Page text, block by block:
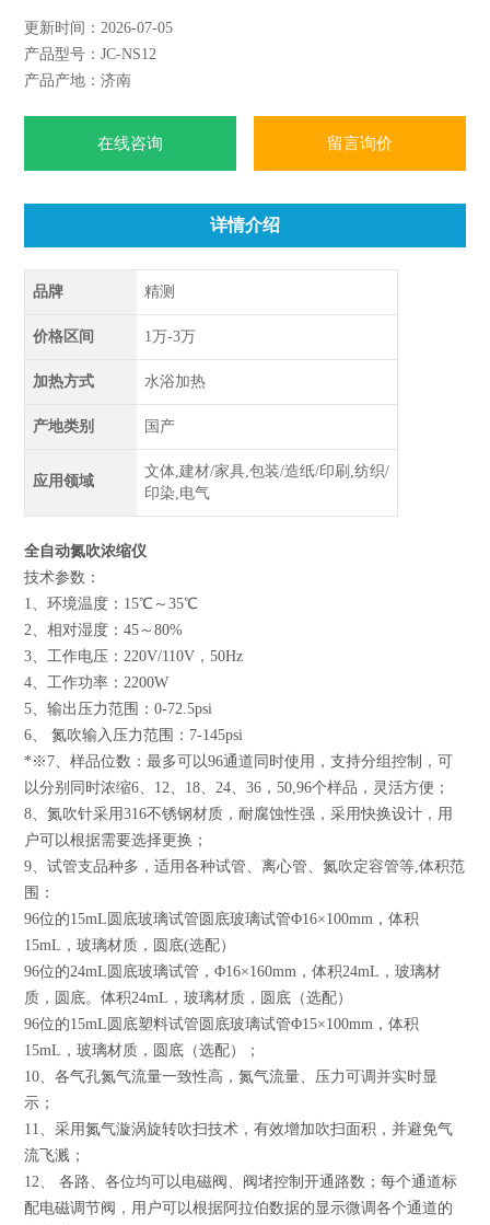
更新时间：2026-07-05
产品型号：JC-NS12
产品产地：济南
在线咨询 留言询价
详情介绍
品牌 精测
价格区间 1万-3万
加热方式 水浴加热
产地类别 国产
应用领域
文体,建材/家具,包装/造纸/印刷,纺织/
印染,电气
全自动氮吹浓缩仪
技术参数：
1、环境温度：15℃～35℃
2、相对湿度：45～80%
3、工作电压：220V/110V，50Hz
4、工作功率：2200W
5、输出压力范围：0-72.5psi
6、 氮吹输入压力范围：7-145psi
*※7、样品位数：最多可以96通道同时使用，支持分组控制，可
以分别同时浓缩6、12、18、24、36，50,96个样品，灵活方便；
8、氮吹针采用316不锈钢材质，耐腐蚀性强，采用快换设计，用
户可以根据需要选择更换；
9、试管支品种多，适用各种试管、离心管、氮吹定容管等,体积范
围：
96位的15mL圆底玻璃试管圆底玻璃试管Φ16×100mm，体积
15mL，玻璃材质，圆底(选配）
96位的24mL圆底玻璃试管，Φ16×160mm，体积24mL，玻璃材
质，圆底。体积24mL，玻璃材质，圆底（选配）
96位的15mL圆底塑料试管圆底玻璃试管Φ15×100mm，体积
15mL，玻璃材质，圆底（选配）；
10、各气孔氮气流量一致性高，氮气流量、压力可调并实时显
示；
11、采用氮气漩涡旋转吹扫技术，有效增加吹扫面积，并避免气
流飞溅；
12、 各路、各位均可以电磁阀、阀堵控制开通路数；每个通道标
配电磁调节阀，用户可以根据阿拉伯数据的显示微调各个通道的